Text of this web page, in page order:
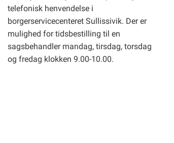
telefonisk henvendelse i
borgerservicecenteret Sullissivik. Der er
mulighed for tidsbestilling til en
sagsbehandler mandag, tirsdag, torsdag
og fredag klokken 9.00-10.00.